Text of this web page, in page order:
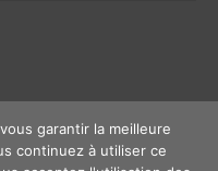
garantir la meilleure
continuez à utiliser ce